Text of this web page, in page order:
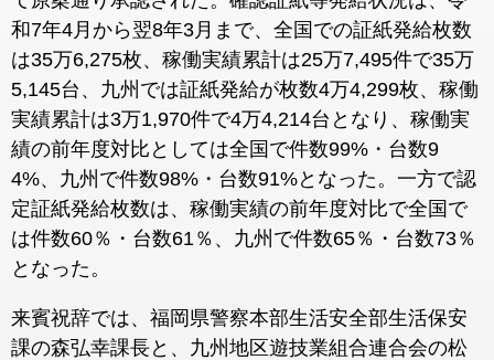
和7年4月から翌8年3月まで、全国での証紙発給枚数
は35万6,275枚、稼働実績累計は25万7,495件で35万
5,145台、九州では証紙発給が枚数4万4,299枚、稼働
実績累計は3万1,970件で4万4,214台となり、稼働実
績の前年度対比としては全国で件数99%・台数9
4%、九州で件数98%・台数91%となった。一方で認
定証紙発給枚数は、稼働実績の前年度対比で全国で
は件数60％・台数61％、九州で件数65％・台数73％
となった。
来賓祝辞では、福岡県警察本部生活安全部生活保安
課の森弘幸課長と、九州地区遊技業組合連合会の松